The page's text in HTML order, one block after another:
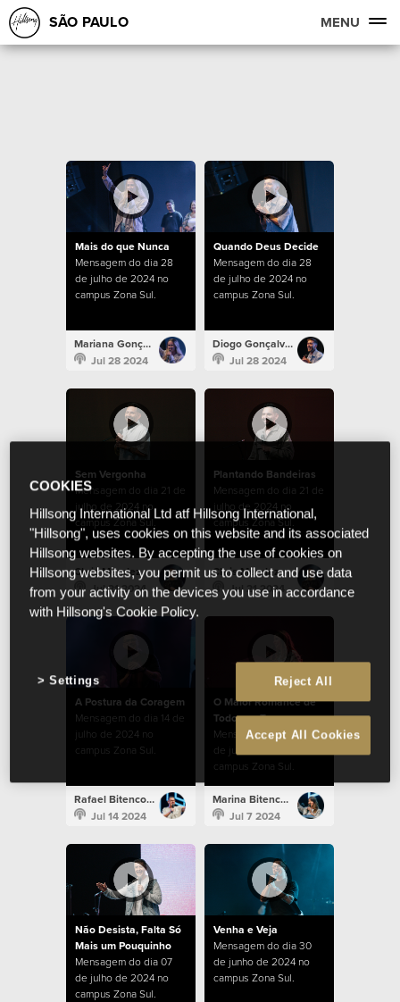
SÃO PAULO MENU
Mais do que Nunca
Mensagem do dia 28
de julho de 2024 no
campus Zona Sul.
Mariana Gonçalves
Jul 28 2024
Quando Deus Decide
Mensagem do dia 28
de julho de 2024 no
campus Zona Sul.
Diogo Gonçalves
Jul 28 2024
Sem Vergonha
Mensagem do dia 21 de
julho de 2024 no
campus Zona Sul.
Chris Mendez
Jul 21 2024
Plantando Bandeiras
Mensagem do dia 21 de
julho de 2024 no
campus Zona Sul.
Chris Mendez
Jul 21 2024
A Postura da Coragem
Mensagem do dia 14 de
julho de 2024 no
campus Zona Sul.
Rafael Bitencourt
Jul 14 2024
O Maior Romance de
Todos os Tempos
Mensagem do dia 07
de julho de 2024 no
campus Zona Sul.
Marina Bitencourt
Jul 7 2024
Não Desista, Falta Só
Mais um Pouquinho
Mensagem do dia 07
de julho de 2024 no
campus Zona Sul.
Venha e Veja
Mensagem do dia 30
de junho de 2024 no
campus Zona Sul.
COOKIES
Hillsong International Ltd atf Hillsong International,
"Hillsong", uses cookies on this website and its associated
Hillsong websites. By accepting the use of cookies on
Hillsong websites, you permit us to collect and use data
from your activity on the devices you use in accordance
with Hillsong's Cookie Policy.
Reject All
Accept All Cookies
Settings